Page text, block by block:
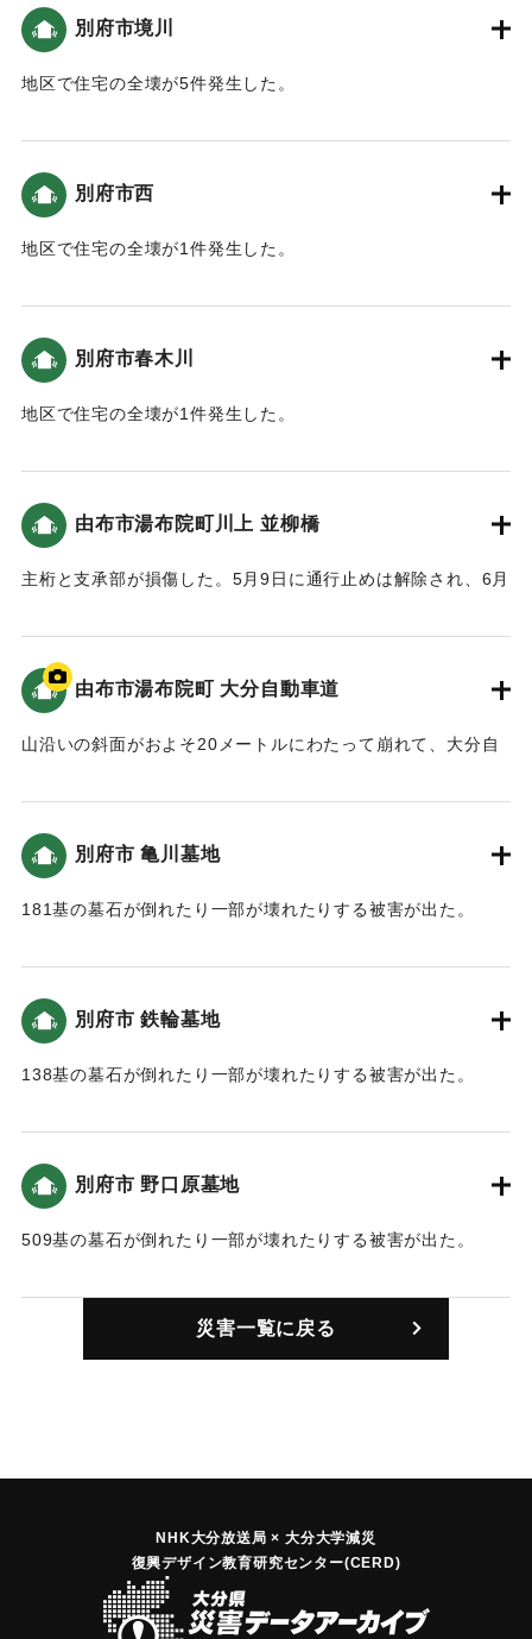
別府市境川
地区で住宅の全壊が5件発生した。
｜固有コード: 01199107
別府市西
地区で住宅の全壊が1件発生した。
｜固有コード: 01199108
別府市春木川
地区で住宅の全壊が1件発生した。
｜固有コード: 01199109
由布市湯布院町川上 並柳橋
主桁と支承部が損傷した。5月9日に通行止めは解除され、6月
｜固有コード:
由布市湯布院町 大分自動車道
山沿いの斜面がおよそ20メートルにわたって崩れて、大分自
の道路に大量の土砂が流れ込んだ。復旧は9月15日。
｜固有コード: 01199102
別府市 亀川墓地
181基の墓石が倒れたり一部が壊れたりする被害が出た。
｜固有コード:01199103
別府市 鉄輪墓地
138基の墓石が倒れたり一部が壊れたりする被害が出た。
｜固有コード:01199104
別府市 野口原墓地
509基の墓石が倒れたり一部が壊れたりする被害が出た。
｜固有コード:01199105
災害一覧に戻る
NHK大分放送局 × 大分大学減災
復興デザイン教育研究センター(CERD)